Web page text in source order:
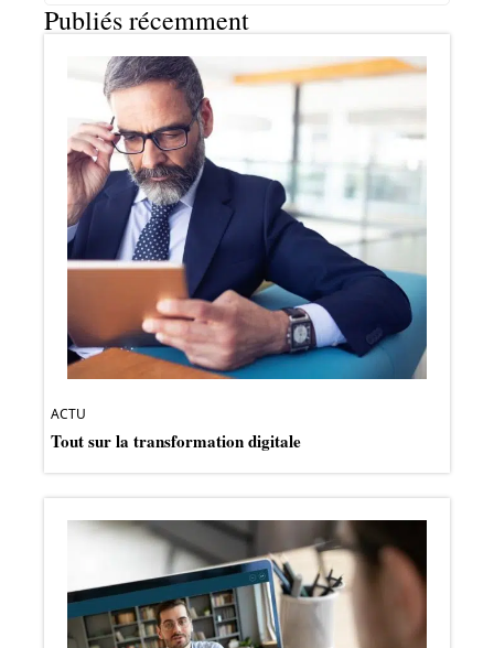
Publiés récemment
ACTU
Tout sur la transformation digitale